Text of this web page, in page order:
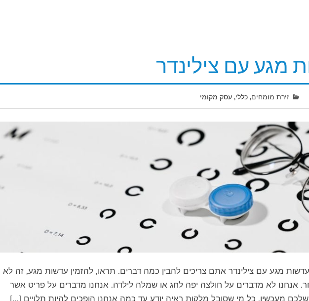
מגע עם צילינדר
זירת מומחים, כללי, עסק מקומי
מגע עם צילינדר אתם צריכים להבין כמה דברים. תראו, להזמין עדשות מגע, זה לא
אנחנו לא מדברים על חולצה יפה לחג או שמלה לילדה. אנחנו מדברים על פריט אשר
מעכשיו. כל מי שסובל מלקות ראיה יודע עד כמה אנחנו הופכים להיות תלויים […]